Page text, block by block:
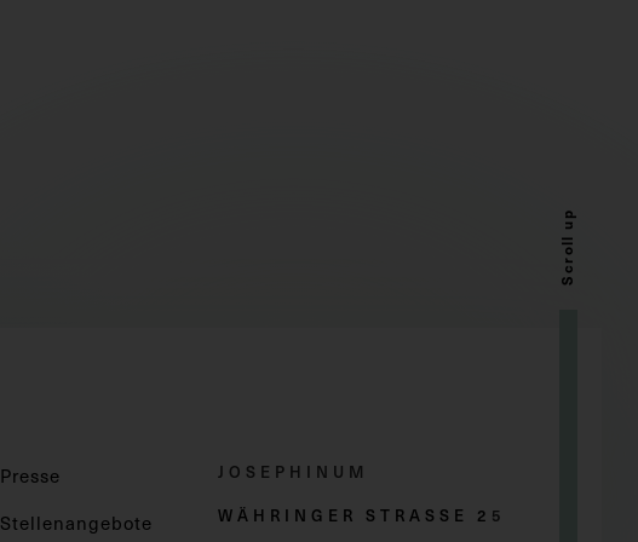
Scroll up
Presse
Stellenangebote
JOSEPHINUM
WÄHRINGER STRASSE 2 5